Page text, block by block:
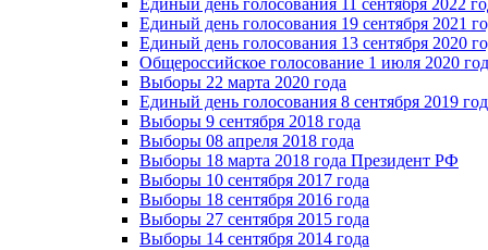
Единый день голосования 11 сентября 2022
Единый день голосования 19 сентября 2021
Единый день голосования 13 сентября 2020
Общероссийское голосование 1 июля 2020
Выборы 22 марта 2020 года
Единый день голосования 8 сентября 2019
Выборы 9 сентября 2018 года
Выборы 08 апреля 2018 года
Выборы 18 марта 2018 года Президент РФ
Выборы 10 сентября 2017 года
Выборы 18 сентября 2016 года
Выборы 27 сентября 2015 года
Выборы 14 сентября 2014 года